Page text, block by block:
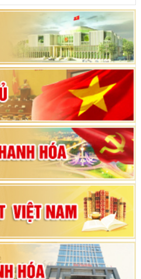
kỳ họp thứ Nhất, Quốc hội khóa XVI
quy trình bỏ phiếu bầu cử ĐBQH
và đại biểu HĐND các cấp nhiệm kỳ
Quốc hội Việt Nam: vì lợi ích Nhân dân,
triển của đất nước
trị duyệt nội dung Đại hội đại biểu
tỉnh Thanh Hóa lần thứ XX, nhiệm kỳ
biểu Đảng bộ xã Yên Thọ lần thứ I,
2025 – 2030
bộ xã Yên Ninh lần thứ nhất,
2025 - 2030
Kỳ họp bất thường lần thứ 9, Quốc